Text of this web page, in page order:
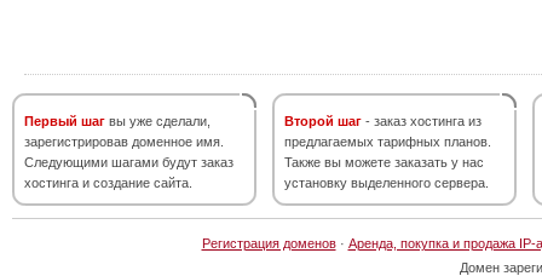
Первый шаг вы уже сделали,
зарегистрировав доменное имя.
Следующими шагами будут заказ
хостинга и создание сайта.
Второй шаг - заказ хостинга из
предлагаемых тарифных планов.
Также вы можете заказать у нас
установку выделенного сервера.
Регистрация доменов· Аренда, покупка и продажа IP-
Домен